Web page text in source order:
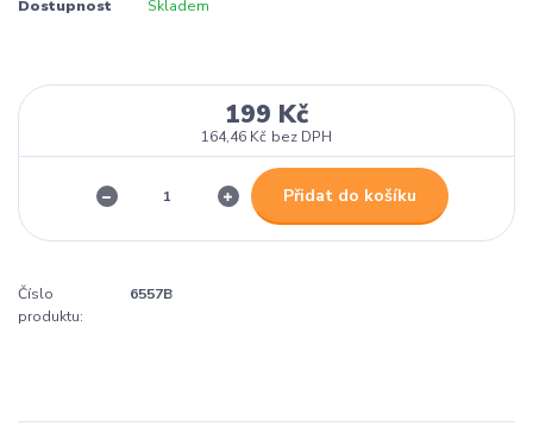
Dostupnost Skladem
199 Kč
164,46 Kč bez DPH
Přidat do košíku
Číslo
produktu:
6557B